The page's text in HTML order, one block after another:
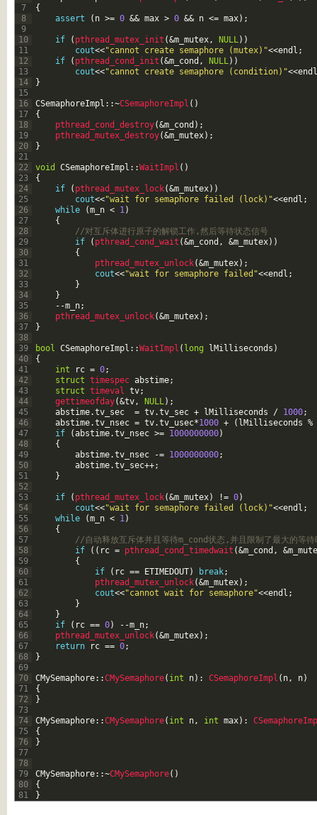
7
8
9
10
11
12
13
14
15
16
17
18
19
20
21
22
23
24
25
26
27
28
29
30
31
32
33
34
35
36
37
38
39
40
41
42
43
44
45
46
47
48
49
50
51
52
53
54
55
56
57
58
59
60
61
62
63
64
65
66
67
68
69
70
71
72
73
74
75
76
77
78
79
80
81
{
assert
( n >= 0 && max > 0 && n <= max) ;
if ( pthread_mutex_init (&m_mutex, NULL) )
cout<<"cannot create semaphore (mutex)"<<endl ;
if
( pthread_cond_init (&m_cond , NULL) )
cout<<"cannot create semaphore (condition)"<<endl
}
CSemaphoreImpl ::~CSemaphoreImpl ( )
{
pthread_cond_destroy(&m_cond ) ;
pthread_mutex_destroy(&m_mutex) ;
}
void CSemaphoreImpl ::WaitImpl ( )
{
if
( pthread_mutex_lock(&m_mutex) )
cout<<"wait for semaphore failed (lock)"<<endl ;
while
(m_n < 1)
{
//对互斥体进行原子的解锁工作,然后等待状态信号
if
( pthread_cond_wait (&m_cond , &m_mutex) )
{
pthread_mutex_unlock(&m_mutex) ;
cout<<"wait for semaphore failed"<<endl ;
}
}
--m_n;
pthread_mutex_unlock(&m_mutex) ;
}
bool CSemaphoreImpl ::WaitImpl ( long lMilliseconds )
{
int
rc = 0;
struct timespec abstime;
struct timeval tv;
gettimeofday(&tv, NULL) ;
abstime.tv_sec = tv.tv_sec + lMilliseconds / 1000;
abstime.tv_nsec = tv.tv_usec*1000 + ( lMilliseconds %
if
(abstime.tv_nsec >= 1000000000)
{
abstime.tv_nsec -= 1000000000;
abstime.tv_sec++;
}
if ( pthread_mutex_lock(&m_mutex) != 0)
cout<<"wait for semaphore failed (lock)"<<endl ;
while
(m_n < 1)
{
//自动释放互斥体并且等待m_cond状态,并且限制了最大的等待
if
( ( rc = pthread_cond_timedwait (&m_cond ,
{
if
( rc == ETIMEDOUT) break;
pthread_mutex_unlock(&m_mutex) ;
cout<<"cannot wait for semaphore"<<endl ;
}
}
if
( rc == 0) --m_n;
pthread_mutex_unlock(&m_mutex) ;
return
rc == 0;
}
CMySemaphore::CMySemaphore( int n) : CSemaphoreImpl ( n, n)
{
}
CMySemaphore::CMySemaphore( int n, int max) :
{
}
CMySemaphore::~CMySemaphore( )
{
}